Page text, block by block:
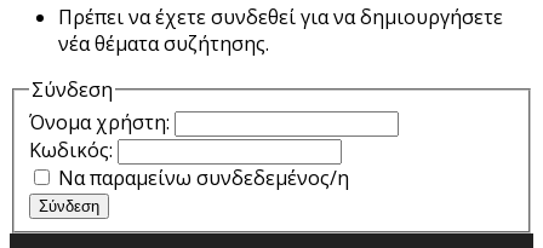
Πρέπει να έχετε συνδεθεί για να δημιουργήσετε
νέα θέματα συζήτησης.
Σύνδεση
Όνομα χρήστη:
Κωδικός:
Να παραμείνω συνδεδεμένος/η
Σύνδεση